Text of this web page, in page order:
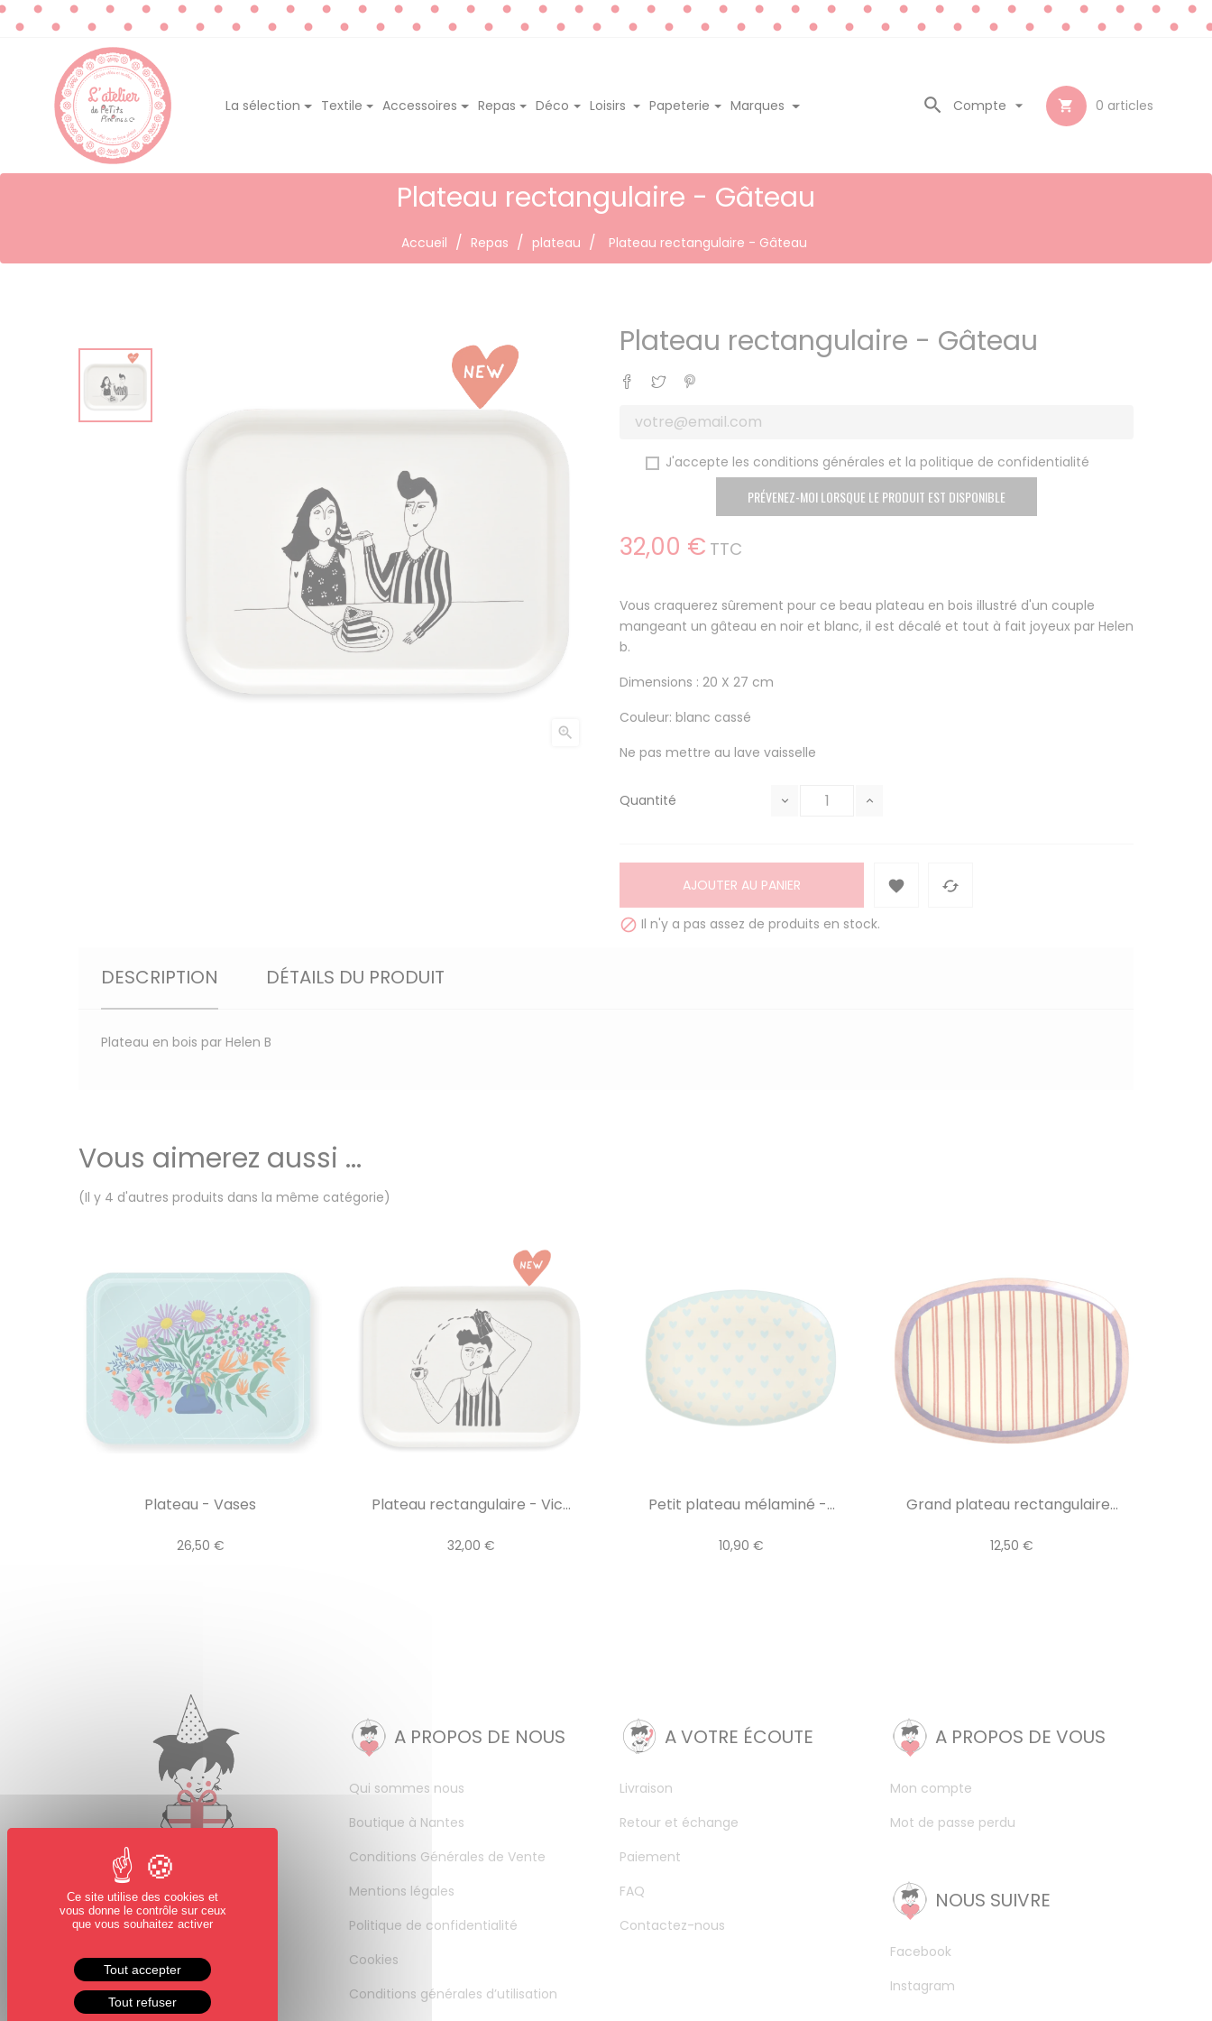
La sélection Textile Accessoires Repas Déco Loisirs Papeterie Marques  0 articles
Compte 

Plateau rectangulaire - Gâteau
Accueil Repas plateau Plateau rectangulaire - Gâteau

Plateau rectangulaire - Gâteau
Partager
Tweet
J'accepte les conditions générales et la politique de confidentialité
PRÉVENEZ-MOI LORSQUE LE PRODUIT EST DISPONIBLE
32,00 € TTC
Vous craquerez sûrement pour ce beau plateau en bois illustré d'un couple
mangeant un gâteau en noir et blanc, il est décalé et tout à fait joyeux par Helen
b.
Dimensions : 20 X 27 cm
Couleur: blanc cassé
Ne pas mettre au lave vaisselle
Quantité
AJOUTER AU PANIER  
 Il n'y a pas assez de produits en stock.
DESCRIPTION DÉTAILS DU PRODUIT
Plateau en bois par Helen B
Vous aimerez aussi ...
(Il y 4 d'autres produits dans la même catégorie)
Plateau - Vases
26,50 €
Plateau rectangulaire - Vic...
32,00 €
Petit plateau mélaminé -...
10,90 €
Grand plateau rectangulaire...
12,50 €
A PROPOS DE NOUS
Qui sommes nous
Boutique à Nantes
Conditions Générales de Vente
Mentions légales
Politique de confidentialité
Cookies
Conditions générales d’utilisation
A VOTRE ÉCOUTE
Livraison
Retour et échange
Paiement
FAQ
Contactez-nous
A PROPOS DE VOUS
Mon compte
Mot de passe perdu
NOUS SUIVRE
Facebook
Instagram
Ce site utilise des cookies et
vous donne le contrôle sur ceux
que vous souhaitez activer
Tout accepter
Tout refuser